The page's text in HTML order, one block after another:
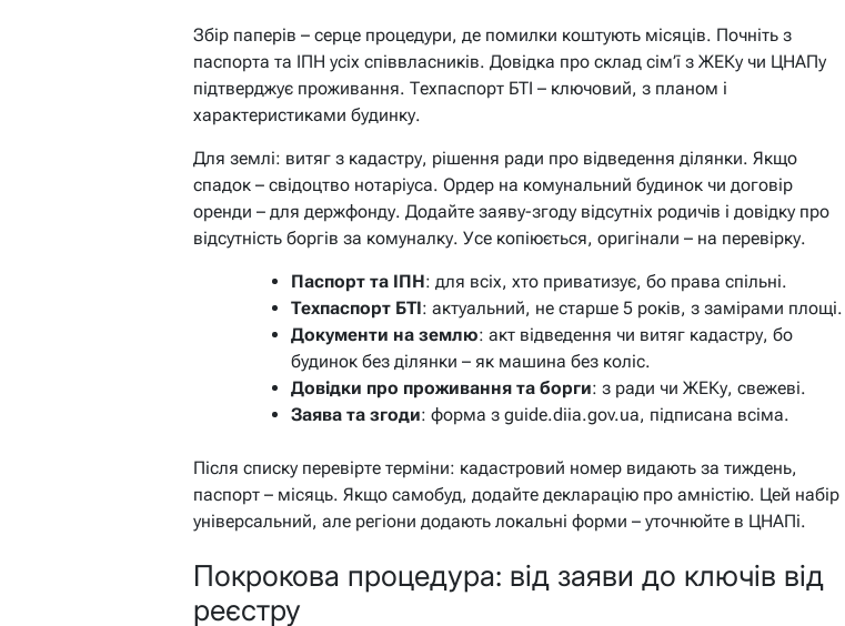
Збір паперів – серце процедури, де помилки коштують місяців. Почніть з
паспорта та ІПН усіх співвласників. Довідка про склад сім’ї з ЖЕКу чи ЦНАПу
підтверджує проживання. Техпаспорт БТІ – ключовий, з планом і
характеристиками будинку.
Для землі: витяг з кадастру, рішення ради про відведення ділянки. Якщо
спадок – свідоцтво нотаріуса. Ордер на комунальний будинок чи договір
оренди – для держфонду. Додайте заяву-згоду відсутніх родичів і довідку про
відсутність боргів за комуналку. Усе копіюється, оригінали – на перевірку.
Паспорт та ІПН: для всіх, хто приватизує, бо права спільні.
Техпаспорт БТІ: актуальний, не старше 5 років, з замірами площі.
Документи на землю: акт відведення чи витяг кадастру, бо
будинок без ділянки – як машина без коліс.
Довідки про проживання та борги: з ради чи ЖЕКу, свежеві.
Заява та згоди: форма з guide.diia.gov.ua, підписана всіма.
Після списку перевірте терміни: кадастровий номер видають за тиждень,
паспорт – місяць. Якщо самобуд, додайте декларацію про амністію. Цей набір
універсальний, але регіони додають локальні форми – уточнюйте в ЦНАПі.
Покрокова процедура: від заяви до ключів від
реєстру